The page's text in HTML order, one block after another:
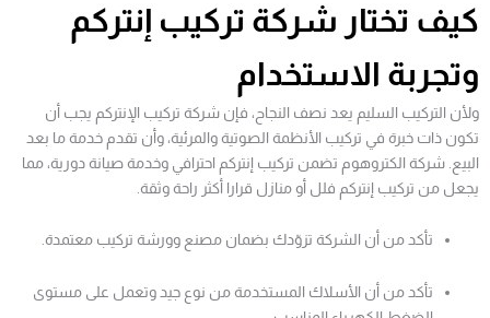
كيف تختار شركة تركيب إنتركم
وتجربة الاستخدام
ولأن التركيب السليم يعد نصف النجاح، فإن شركة تركيب الإنتركم يجب أن
تكون ذات خبرة في تركيب الأنظمة الصوتية والمرئية، وأن تقدم خدمة ما بعد
البيع. شركة الكتروهوم تضمن تركيب إنتركم احترافي وخدمة صيانة دورية، مما
يجعل من تركيب إنتركم فلل أو منازل قرارا أكثر راحة وثقة.
تأكد من أن الشركة تزوّدك بضمان مصنع وورشة تركيب معتمدة.
تأكد من أن الأسلاك المستخدمة من نوع جيد وتعمل على مستوى